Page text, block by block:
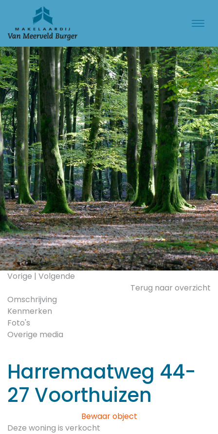
Vorige | Volgende
Terug naar overzicht
Omschrijving
Kenmerken
Foto's
Overige media
Harremaatweg 44-
27 Voorthuizen
Bewaar object
Deze woning is verkocht